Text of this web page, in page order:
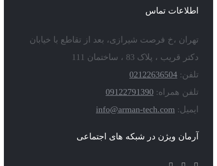
اطلاعات تماس
تهران ،خ فرصت شیرازی، بعد از تقاطع با خیابان
دکتر قریب ، پلاک 83 ، ساختمان 111
تلفن: 02122636504
تلفن همراه: 09122791390
ایمیل: info@arman-tech.com
آرمان ویژن در شبکه های اجتماعی